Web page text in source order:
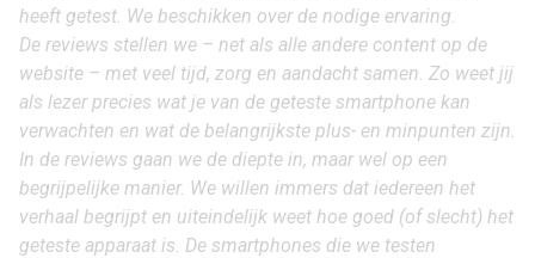
heeft getest. We beschikken over de nodige ervaring.
De reviews stellen we – net als alle andere content op de
website – met veel tijd, zorg en aandacht samen. Zo weet jij
als lezer precies wat je van de geteste smartphone kan
verwachten en wat de belangrijkste plus- en minpunten zijn.
In de reviews gaan we de diepte in, maar wel op een
begrijpelijke manier. We willen immers dat iedereen het
verhaal begrijpt en uiteindelijk weet hoe goed (of slecht) het
geteste apparaat is. De smartphones die we testen